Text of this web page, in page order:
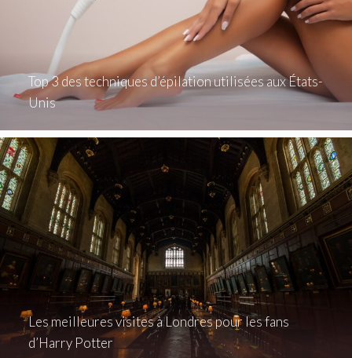
Top 3 des techniques d’épilation utilisées aux États-
Unis
Les meilleures visites à Londres pour les fans
d’Harry Potter